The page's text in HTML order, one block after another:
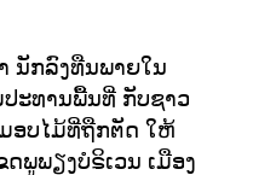
ນັກລົງທືນພາຍໃນ
ະທານພື້ນທີ່ ກັບຊາວ
ອບໄມ້ທີ່ຖືກຕັດ ໃຫ້
ພູພຽງບໍຣິເວນ ເມືອງ